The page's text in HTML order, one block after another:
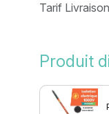
Tarif
Produit